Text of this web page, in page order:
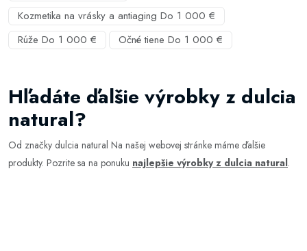
Kozmetika na vrásky a antiaging Do 1 000 €
Rúže Do 1 000 €
Očné tiene Do 1 000 €
Hľadáte ďalšie výrobky z dulcia
natural?
Od značky dulcia natural Na našej webovej stránke máme ďalšie
produkty. Pozrite sa na ponuku najlepšie výrobky z dulcia natural.